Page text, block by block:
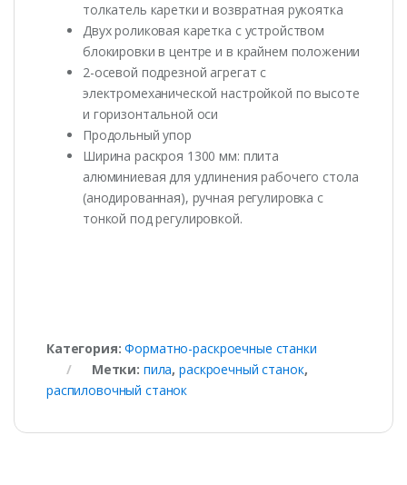
толкатель каретки и возвратная рукоятка
Двух роликовая каретка с устройством
блокировки в центре и в крайнем положении
2-осевой подрезной агрегат с
электромеханической настройкой по высоте
и горизонтальной оси
Продольный упор
Ширина раскроя 1300 мм: плита
алюминиевая для удлинения рабочего стола
(анодированная), ручная регулировка с
тонкой под регулировкой.
Категория:Форматно-раскроечные станки
Метки: пила,раскроечный станок,
распиловочный станок